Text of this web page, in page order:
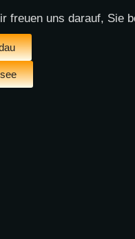
freuen uns darauf, Sie